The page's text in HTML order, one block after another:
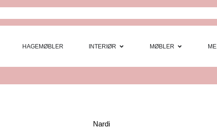
HAGEMØBLER INTERIØR Open
MØBLER
Nardi